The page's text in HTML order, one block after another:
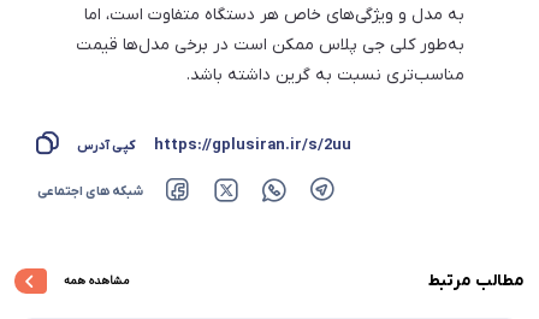
به مدل و ویژگی‌های خاص هر دستگاه متفاوت است، اما
به‌طور کلی جی پلاس ممکن است در برخی مدل‌ها قیمت
مناسب‌تری نسبت به گرین داشته باشد.
https://gplusiran.ir/s/2uu کپی آدرس
شبکه های اجتماعی
مطالب مرتبط مشاهده همه